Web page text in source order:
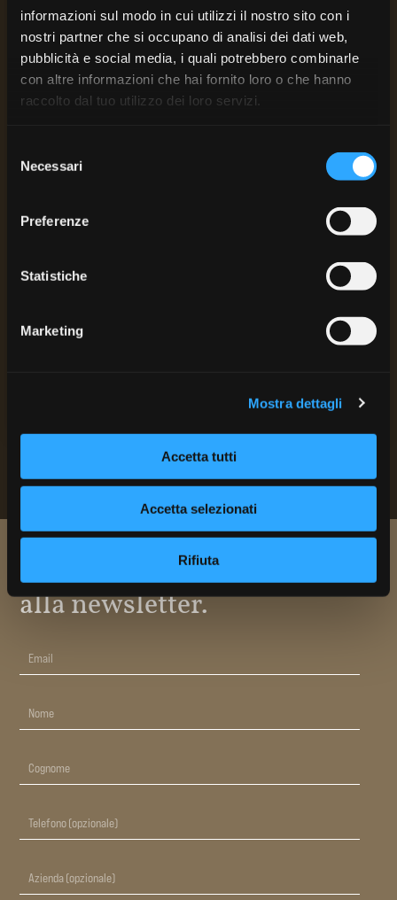
informazioni sul modo in cui utilizzi il nostro sito con i
nostri partner che si occupano di analisi dei dati web,
pubblicità e social media, i quali potrebbero combinarle
con altre informazioni che hai fornito loro o che hanno
raccolto dal tuo utilizzo dei loro servizi.
delNecessari
Preferenze
Statistiche
Marketing
Mostra dettagli
Accetta tutti
Accetta selezionati
Rifiuta
Resta aggiornato e iscriviti
alla newsletter.